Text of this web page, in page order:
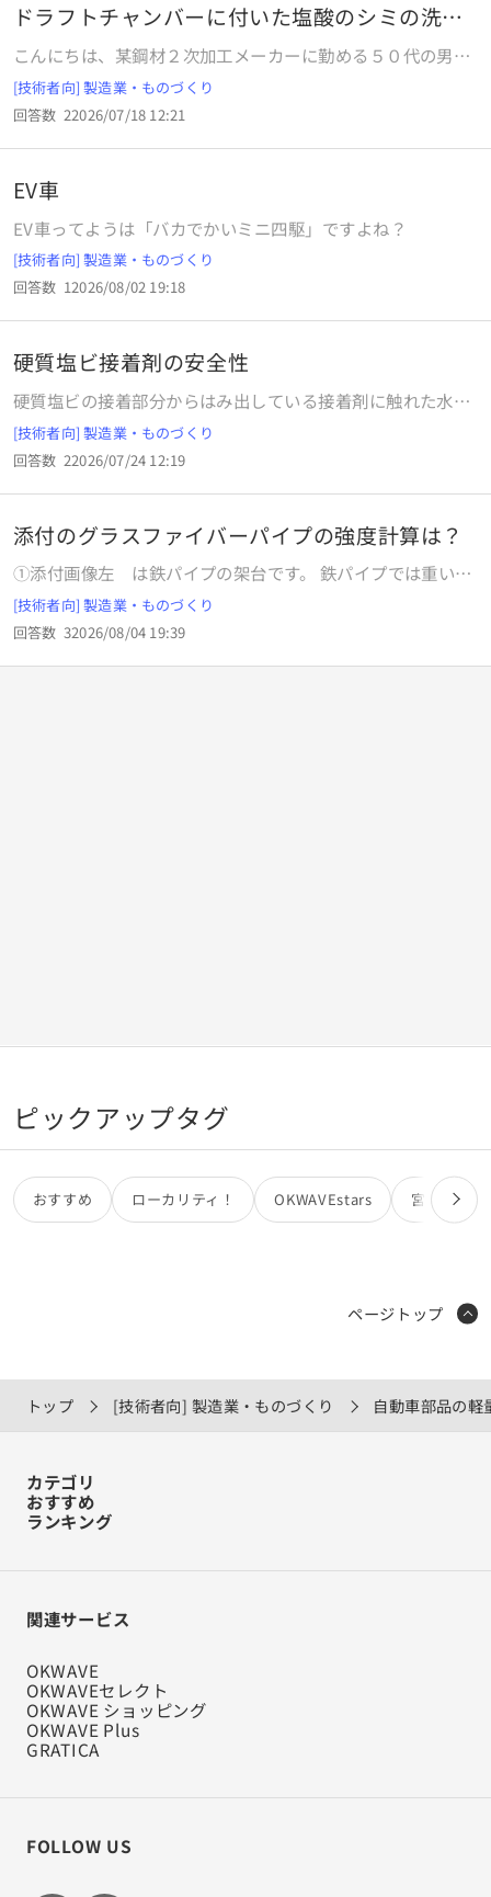
ドラフトチャンバーに付いた塩酸のシミの洗浄
について
こんにちは、某鋼材２次加工メーカーに勤める５０代の男で
す 仕事で、塩酸を使用して鋼を腐食する事が多いのですが、
その際出たヒューム でドラフトチャンバーの内壁に黄色いシ
ミが出来ています 洗剤で擦り洗いをすればある程度は取れる
のですが、完全に綺麗にはなりません このシミを取る洗剤
か ちなみにドラフトチャンバーの壁はFRPで出来ており、
腐食には強い材質で出来ております
[技術者向] 製造業・ものづくり
回答数 22026/07/18 12:21
EV車
EV車ってようは「バカでかいミニ四駆」ですよね？
[技術者向] 製造業・ものづくり
回答数 12026/08/02 19:18
硬質塩ビ接着剤の安全性
硬質塩ビの接着部分からはみ出している接着剤に触れた水を
飲んでも問題ないですか？ また、接着剤がはみ出して空気に
触れている部分も完全硬化するものでしょうか？ 硬質塩ビ用
接着剤です。 よろしくお願い致します。
[技術者向] 製造業・ものづくり
回答数 22026/07/24 12:19
添付のグラスファイバーパイプの強度計算は？
①添付画像左 は鉄パイプの架台です。 鉄パイプでは重いの
でとにかく軽いグラスファイバーパイプで作ろうと思ってい
ます。 ②添付画像中央 は①の寸法図です。 垂直パイプ水色
の実用荷重は何キロですか？ 水平パイプ中央赤色の実用荷重
は何キロですか？ ③添付画像右 は用意したグラスファイバ
[技術者向] 製造業・ものづくり
回答数 32026/08/04 19:39
ピックアップタグ
おすすめ ローカリティ！ OKWAVEstars 宮田カオリ
トップ [技術者向] 製造業・ものづくり 自動車部品の軽
ページトップ
カテゴリ
おすすめ
ランキング
関連サービス
OKWAVE
OKWAVEセレクト
OKWAVE ショッピング
OKWAVE Plus
GRATICA
FOLLOW US